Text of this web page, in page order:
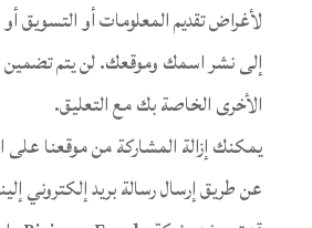
لأغراض تقديم المعلومات أو التسويق أو
إلى نشر اسمك وموقعك. لن يتم تضمين
الأخرى الخاصة بك مع التعليق.
يمكنك إزالة المشاركة من موقعنا
عن طريق إرسال رسالة بريد إلكتروني